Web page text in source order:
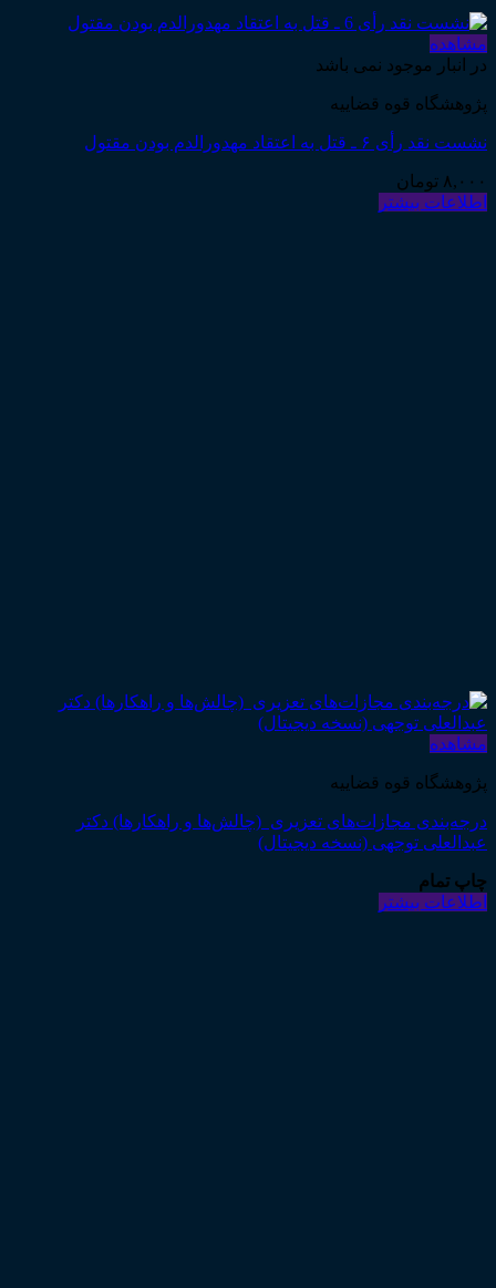
مشاهده
در انبار موجود نمی باشد
پژوهشگاه قوه قضاییه
نشست نقد رأی ۶ ـ قتل به اعتقاد مهدورالدم بودن مقتول
۸,۰۰۰ تومان
اطلاعات بیشتر
مشاهده
پژوهشگاه قوه قضاییه
درجه‌بندی مجازات‌های تعزیری (چالش‌ها و راهکارها) دکتر
عبدالعلی توجهی (نسخه دیجیتال)
چاپ تمام
اطلاعات بیشتر